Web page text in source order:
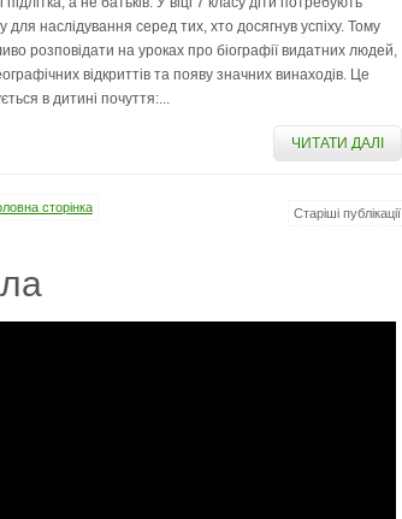
для наслідування серед тих, хто досягнув успіху. Тому
розповідати на уроках про біографії видатних людей,
відкриттів та появу значних винаходів. Це
в дитині почуття:...
ЧИТАТИ ДАЛІ
Старіші публікації
сторінка